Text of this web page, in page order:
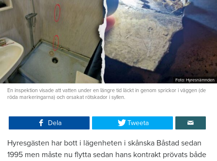
Foto: Hyresnämnden
En inspektion visade att vatten under en längre tid läckt in genom sprickor i väggen (de
röda markeringarna) och orsakat rötskador i syllen.
Dela Tweeta
Hyresgästen har bott i lägenheten i skånska Båstad sedan
1995 men måste nu flytta sedan hans kontrakt prövats både